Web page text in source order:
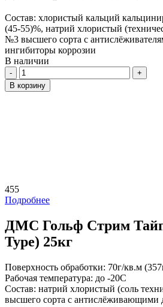
Состав: хлористый кальций
(45-55)%, натрий хлористый
№3 высшего сорта с
ингибиторы коррозии
В наличии
Количество
В корзину
455
Подробнее
ДМС Гольф Стрим
Type) 25кг
Поверхность обработки: 70г/кв.м
Рабочая температура: до -20С
Состав: натрий хлористый (соль
высшего сорта с антислёживающими